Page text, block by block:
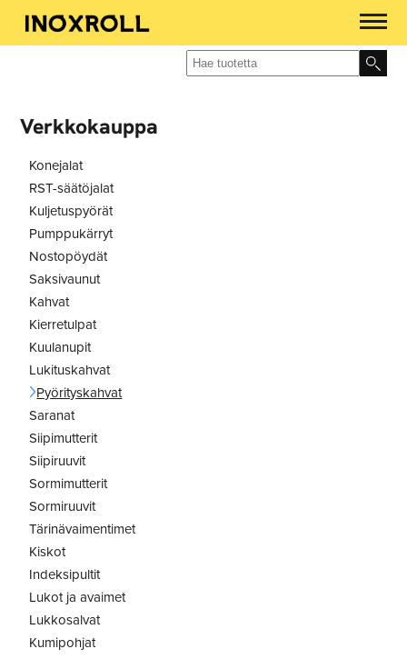
Verkkokauppa
Konejalat
RST-säätöjalat
Kuljetuspyörät
Pumppukärryt
Nostopöydät
Saksivaunut
Kahvat
Kierretulpat
Kuulanupit
Lukituskahvat
Pyörityskahvat
Saranat
Siipimutterit
Siipiruuvit
Sormimutterit
Sormiruuvit
Tärinävaimentimet
Kiskot
Indeksipultit
Lukot ja avaimet
Lukkosalvat
Kumipohjat